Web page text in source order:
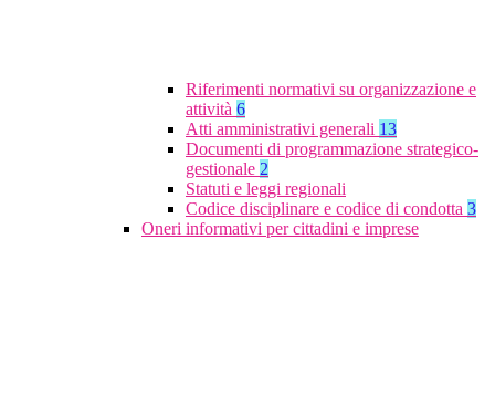
Riferimenti normativi su organizzazione e
attività 6
Atti amministrativi generali 13
Documenti di programmazione strategico-
gestionale 2
Statuti e leggi regionali
Codice disciplinare e codice di condotta 3
Oneri informativi per cittadini e imprese